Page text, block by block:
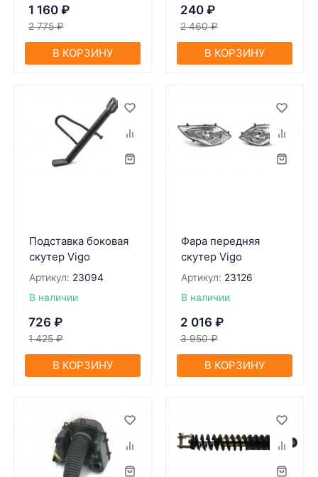
1 160 ₽
2 775 ₽
В КОРЗИНУ
240 ₽
2 460 ₽
В КОРЗИНУ
Подставка боковая
скутер Vigo
Артикул: 23094
В наличии
726 ₽
1 425 ₽
В КОРЗИНУ
Фара передняя
скутер Vigo
Артикул: 23126
В наличии
2 016 ₽
3 950 ₽
В КОРЗИНУ